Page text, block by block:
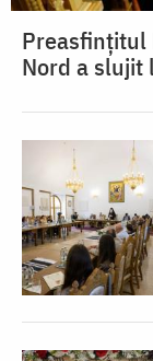
Preasfințitul
Nord a slujit